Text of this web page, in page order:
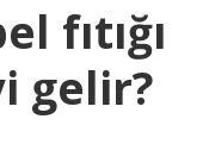
fıtığı
gelir?